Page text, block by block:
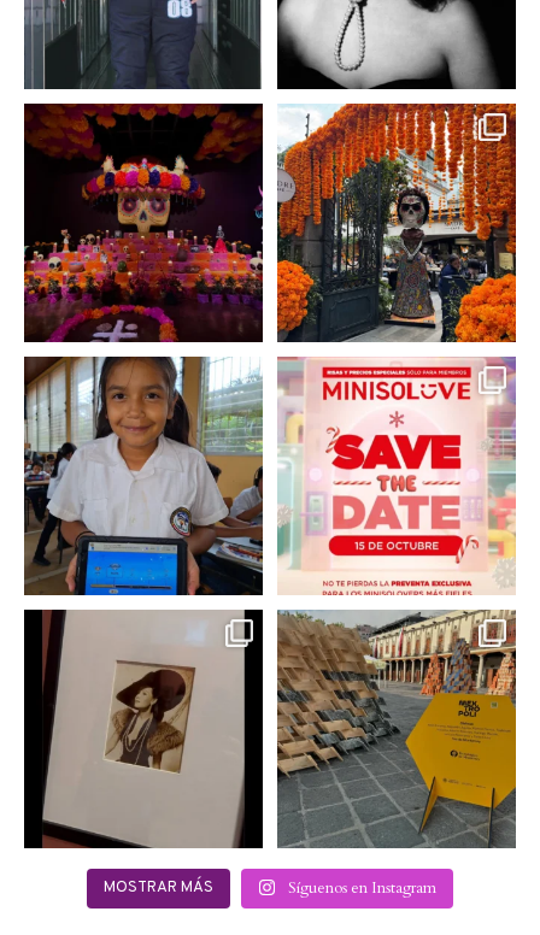
A partir de hoy miercoles
23 de octubre y hasta el...
2 0
No te pierdas la exhibición
de @menchaca.studio...
2 0
En un contexto donde
muchas niñas y
adolescentes...
0 0
La temporada navideña
llegó a @minisomexico...
2 0
Hoy sábado 28 de
septiembre se inauguró
en...
2 0
Este fin de semana no te
pierdas @mextropoli, el...
2 0
MOSTRAR MÁS Síguenos en Instagram